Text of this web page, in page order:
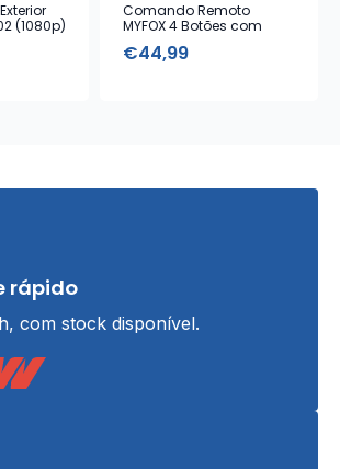
(1080p)
Comando Remoto
MYFOX 4 Botões com
€44,99
rápido
com stock disponível.